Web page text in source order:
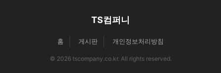
TS컴퍼니
홈 게시판 개인정보처리방침
© 2026 tscompany.co.kr. All rights reserved.